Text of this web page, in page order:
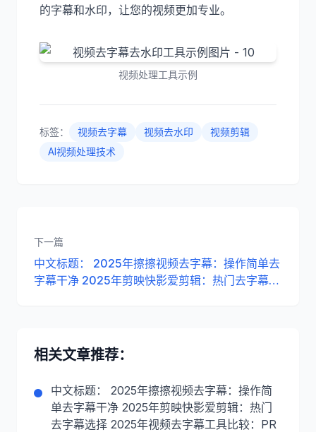
的字幕和水印，让您的视频更加专业。
视频处理工具示例
标签： 视频去字幕 视频去水印
视频剪辑
AI视频处理技术
下一篇
中文标题： 2025年擦擦视频去字幕：操作简单去
字幕干净 2025年剪映快影爱剪辑：热门去字幕选
相关文章推荐：
中文标题： 2025年擦擦视频去字幕：操作简
单去字幕干净 2025年剪映快影爱剪辑：热门
去字幕选择 2025年视频去字幕工具比较：PR